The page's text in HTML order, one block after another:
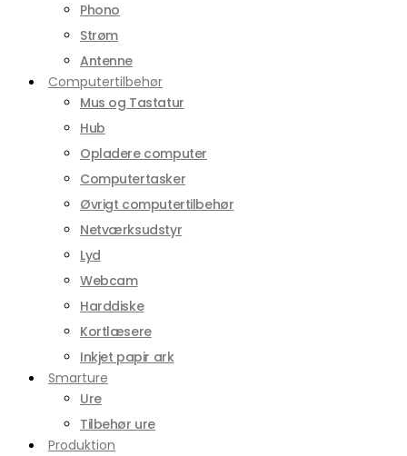
Phono
Strøm
Antenne
Computertilbehør
Mus og Tastatur
Hub
Opladere computer
Computertasker
Øvrigt computertilbehør
Netværksudstyr
Lyd
Webcam
Harddiske
Kortlæsere
Inkjet papir ark
Smarture
Ure
Tilbehør ure
Produktion